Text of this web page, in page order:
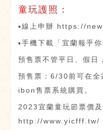
童玩護照：
▪線上申辦 https://
▪手機下載「宜蘭報乎
預售票不管平日、假日
預售票：6/30前可在全
ibon售票系統購買。
2023宜蘭童玩節票價及
http://www.yicfff.tw/